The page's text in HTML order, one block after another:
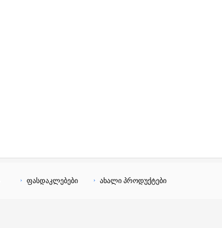
ფასდაკლებები ახალი პროდუქტები